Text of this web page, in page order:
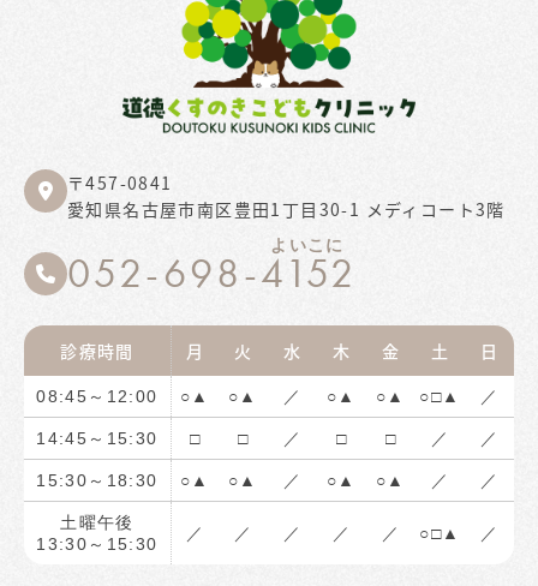
〒457-0841
愛知県名古屋市南区豊田1丁目30-1 メディコート3階
よいこに
052-698-4152
診療時間 月 火 水 木 金 土 日
08:45～12:00 ○▲ ○▲ ／ ○▲ ○▲ ○□▲ ／
14:45～15:30 □ □ ／ □ □ ／ ／
15:30～18:30 ○▲ ○▲ ／ ○▲ ○▲ ／ ／
土曜午後
13:30～15:30
／ ／ ／ ／ ／ ○□▲ ／